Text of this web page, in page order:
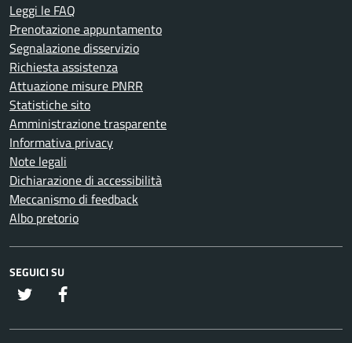
Leggi le FAQ
Prenotazione appuntamento
Segnalazione disservizio
Richiesta assistenza
Attuazione misure PNRR
Statistiche sito
Amministrazione trasparente
Informativa privacy
Note legali
Dichiarazione di accessibilità
Meccanismo di feedback
Albo pretorio
SEGUICI SU
twitter